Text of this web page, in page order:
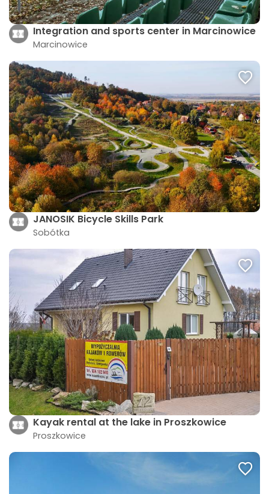
Integration and sports center in Marcinowice
Marcinowice
JANOSIK Bicycle Skills Park
Sobótka
Kayak rental at the lake in Proszkowice
Proszkowice